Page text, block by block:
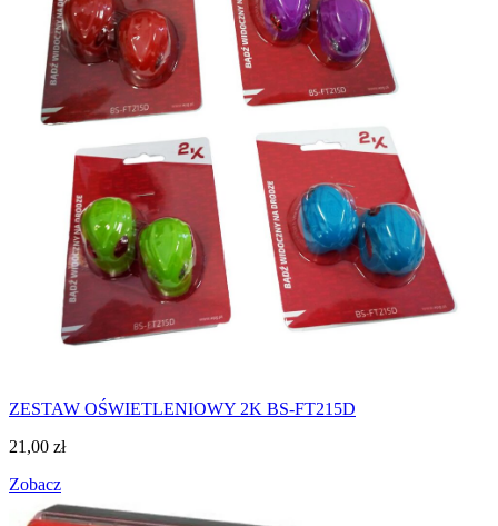
ZESTAW OŚWIETLENIOWY 2K BS-FT215D
21,00 zł
Zobacz